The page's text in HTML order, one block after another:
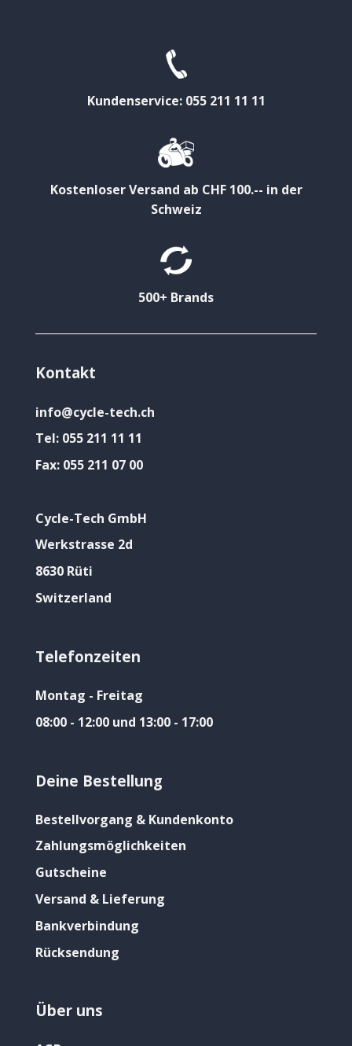
Kundenservice: 055 211 11 11
Kostenloser Versand ab CHF 100.-- in der
Schweiz
500+ Brands
Kontakt
info@cycle-tech.ch
Tel: 055 211 11 11
Fax: 055 211 07 00
Cycle-Tech GmbH
Werkstrasse 2d
8630 Rüti
Switzerland
Telefonzeiten
Montag - Freitag
08:00 - 12:00 und 13:00 - 17:00
Deine Bestellung
Bestellvorgang & Kundenkonto
Zahlungsmöglichkeiten
Gutscheine
Versand & Lieferung
Bankverbindung
Rücksendung
Über uns